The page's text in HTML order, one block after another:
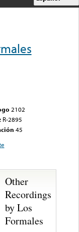
2102
R-2895
45
Other
Recordings
by Los
Formales